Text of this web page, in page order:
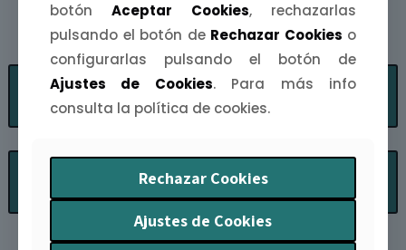
Historia
4,50€ -15,00€Rango
de
precios:
desde
hasta
15,00€
Seleccionar
opciones
Seleccionar
producto
tiene
variantes.
Curiosidades
4,50 €-15,00€
de
Seleccionar
Seleccionar
botónAceptar Cookies, rechazarlas
pulsando el botón de Rechazar Cookies o
configurarlas pulsando el botón de
Ajustes de Cookies. Para más info
consulta la política de cookies.
Rechazar Cookies
Ajustes de Cookies